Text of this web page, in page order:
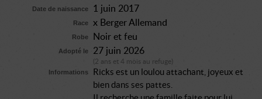
Date de naissance 1 juin 2017
Race x Berger Allemand
Robe Noir et feu
Adopté le 27 juin 2026
(2 ans et 4 mois au refuge)
Informations
Ricks est un loulou attachant, joyeux et
bien dans ses pattes.